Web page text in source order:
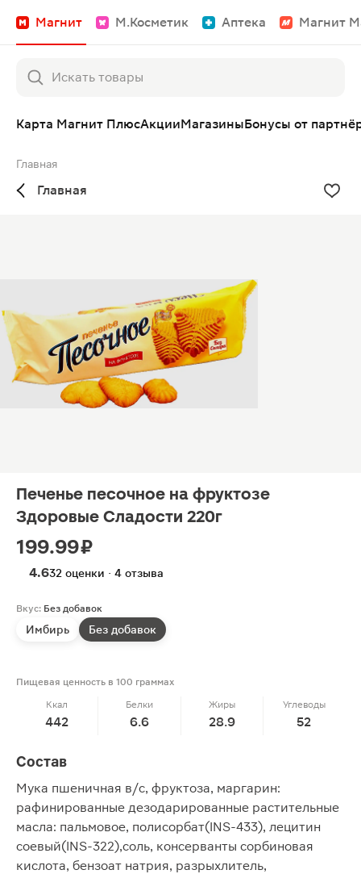
Магнит М.Косметик Аптека Магнит
Карта Магнит ПлюсАкцииМагазиныБонусы от
Главная
Главная
Печенье песочное на фруктозе
Здоровые Сладости 220г
199.99 ₽
4.632 оценки · 4 отзыва
Вкус: Без добавок
Имбирь Без добавок
Пищевая ценность в 100 граммах
Ккал
442
Белки
6.6
Жиры
28.9
Углеводы
52
Состав
Мука пшеничная в/с, фруктоза, маргарин:
рафинированные дезодарированные растительные
масла: пальмовое, полисорбат(INS-433), лецитин
соевый(INS-322),соль, консерванты сорбиновая
кислота, бензоат натрия, разрыхлитель,